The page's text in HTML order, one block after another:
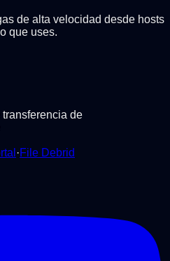
de alta velocidad desde hosts
que uses.
de
·File Debrid